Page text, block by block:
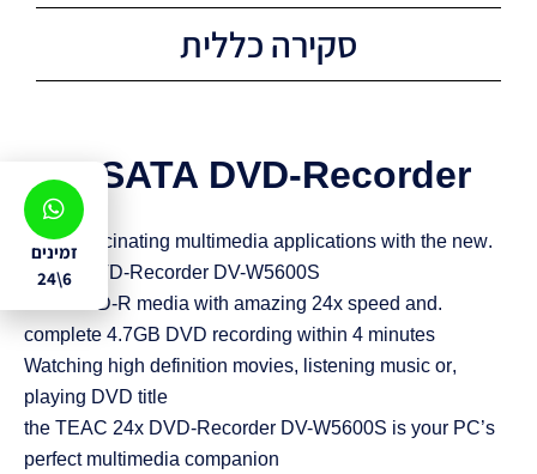
סקירה כללית
24x SATA DVD-Recorder
.Enjoy fascinating multimedia applications with the new
TEAC DVD-Recorder DV-W5600S
.Burn DVD-R media with amazing 24x speed and
complete 4.7GB DVD recording within 4 minutes
,Watching high definition movies, listening music or
playing DVD title
the TEAC 24x DVD-Recorder DV-W5600S is your PC’s
perfect multimedia companion
זמינים
6\24